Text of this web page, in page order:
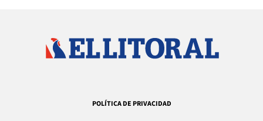
POLÍTICA DE PRIVACIDAD